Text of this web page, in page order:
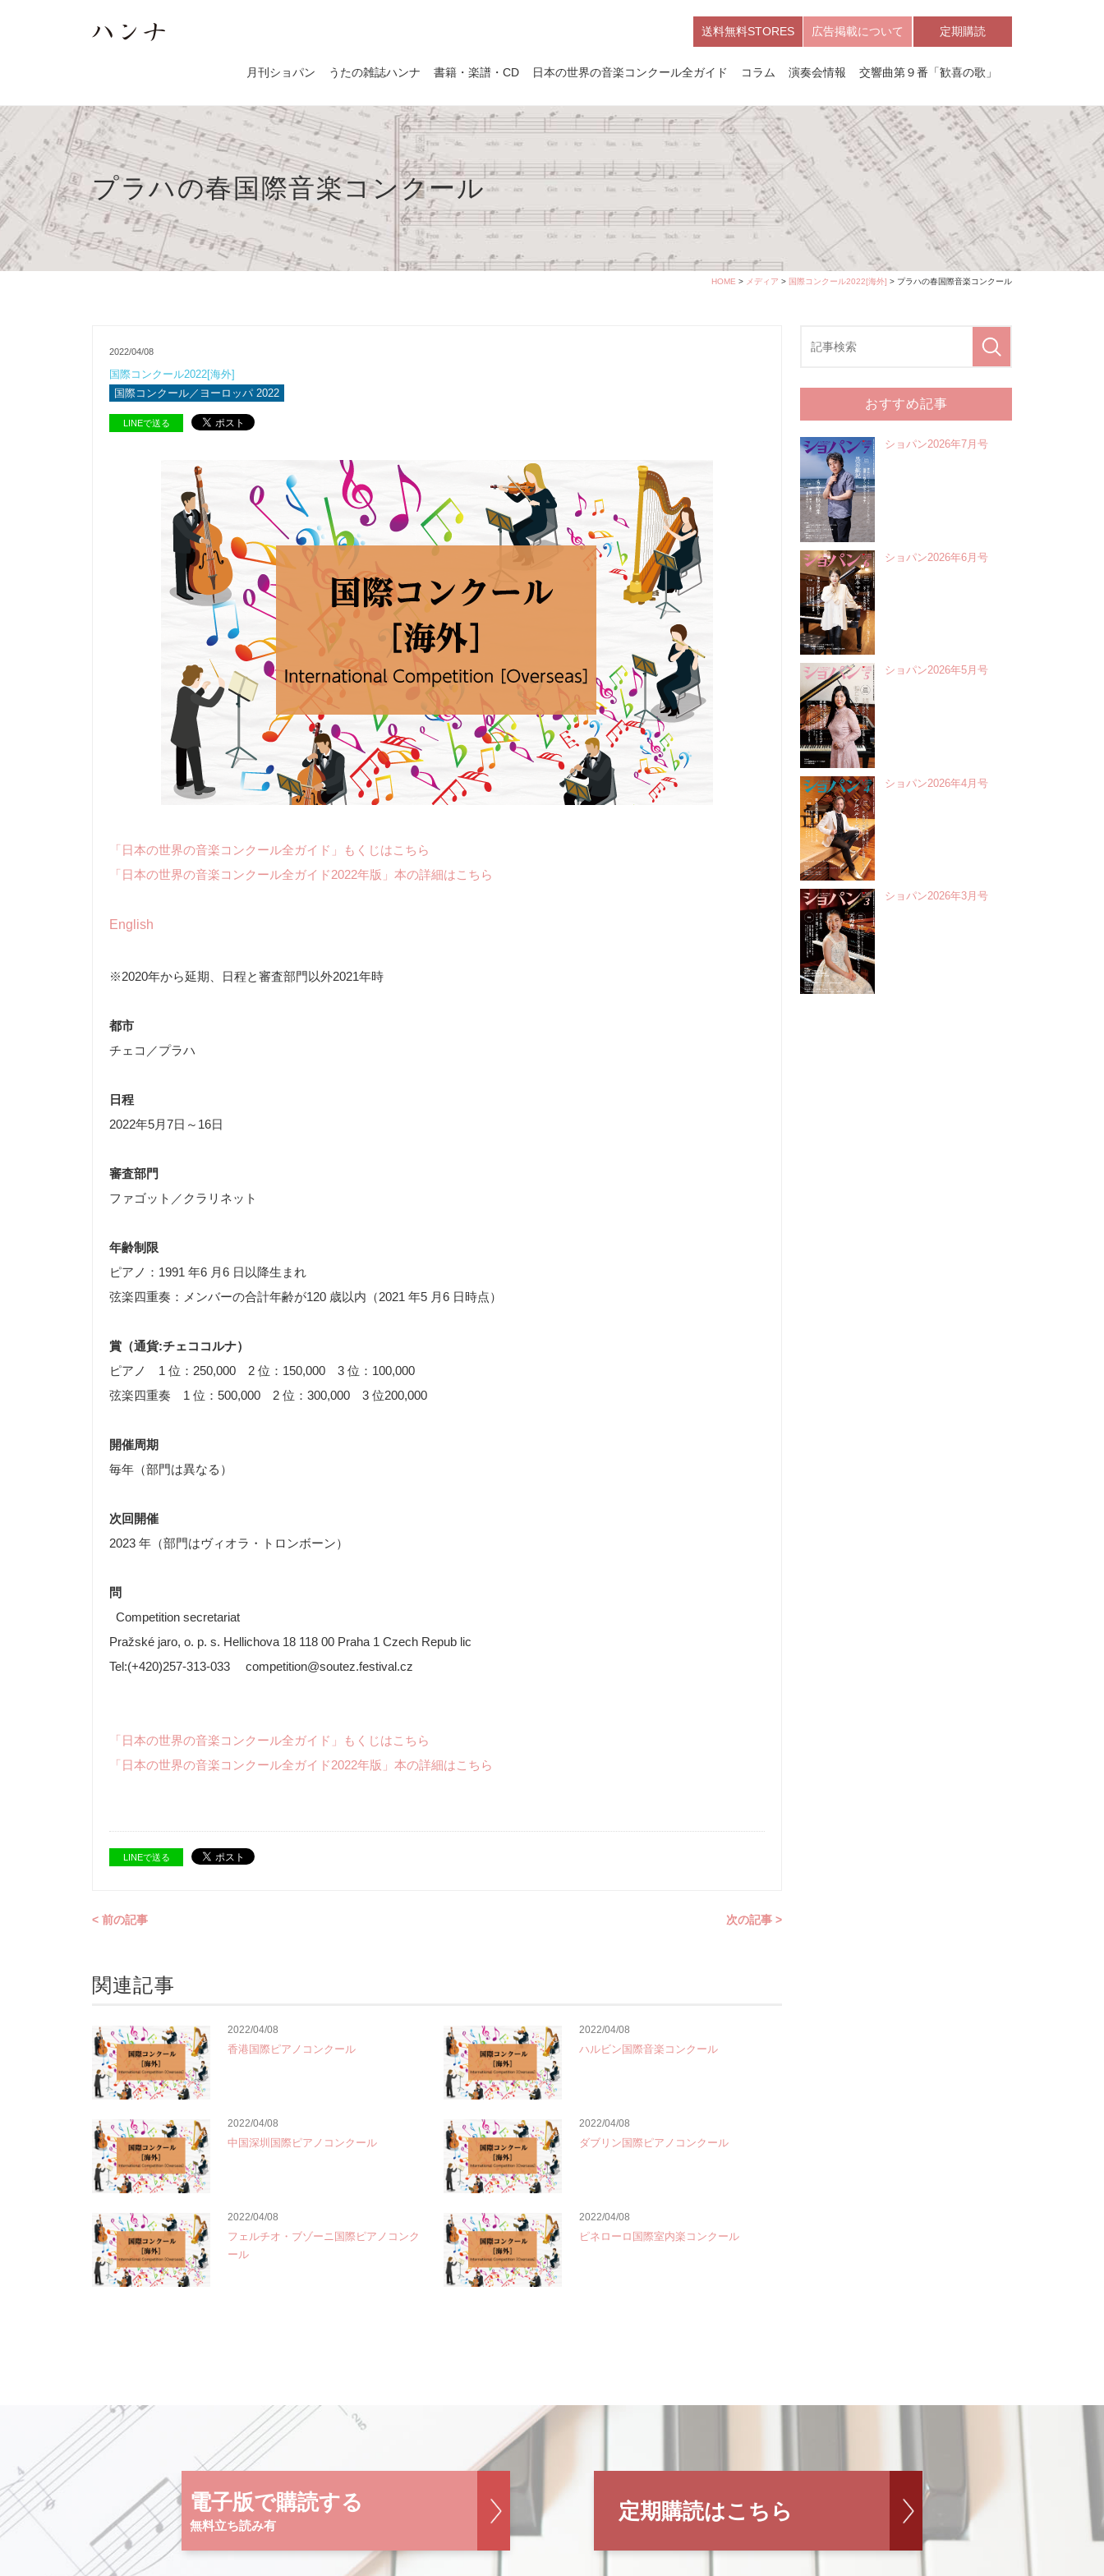
送料無料STORES 広告掲載について 定期購読
月刊ショパン うたの雑誌ハンナ 書籍・楽譜・CD 日本の世界の音楽コンクール全ガイド コラム 演奏会情報 交響曲第９番「歓喜の歌」
プラハの春国際音楽コンクール
HOME > メディア > 国際コンクール2022[海外] > プラハの春国際音楽コンクール
2022/04/08
国際コンクール2022[海外]
国際コンクール／ヨーロッパ 2022
LINEで送る
「日本の世界の音楽コンクール全ガイド」もくじはこちら
「日本の世界の音楽コンクール全ガイド2022年版」本の詳細はこちら
English
※2020年から延期、日程と審査部門以外2021年時
都市
チェコ／プラハ
日程
2022年5月7日～16日
審査部門
ファゴット／クラリネット
年齢制限
ピアノ：1991 年6 月6 日以降生まれ
弦楽四重奏：メンバーの合計年齢が120 歳以内（2021 年5 月6 日時点）
賞（通貨:チェココルナ）
ピアノ 1 位：250,000 2 位：150,000 3 位：100,000
弦楽四重奏 1 位：500,000 2 位：300,000 3 位200,000
開催周期
毎年（部門は異なる）
次回開催
2023 年（部門はヴィオラ・トロンボーン）
問
Competition secretariat
Pražské jaro, o. p. s. Hellichova 18 118 00 Praha 1 Czech Repub lic
Tel:(+420)257-313-033 competition@soutez.festival.cz
「日本の世界の音楽コンクール全ガイド」もくじはこちら
「日本の世界の音楽コンクール全ガイド2022年版」本の詳細はこちら
LINEで送る
< 前の記事 次の記事 >
関連記事
2022/04/08
香港国際ピアノコンクール
2022/04/08
ハルビン国際音楽コンクール
2022/04/08
中国深圳国際ピアノコンクール
2022/04/08
ダブリン国際ピアノコンクール
2022/04/08
フェルチオ・ブゾーニ国際ピアノコンク
ール
2022/04/08
ピネローロ国際室内楽コンクール
おすすめ記事
ショパン2026年7月号
ショパン2026年6月号
ショパン2026年5月号
ショパン2026年4月号
ショパン2026年3月号
電子版で購読する
無料立ち読み有
定期購読はこちら